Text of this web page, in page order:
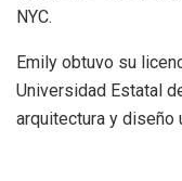
NYC.
Emily obtuvo su
Universidad Estatal
arquitectura y diseño